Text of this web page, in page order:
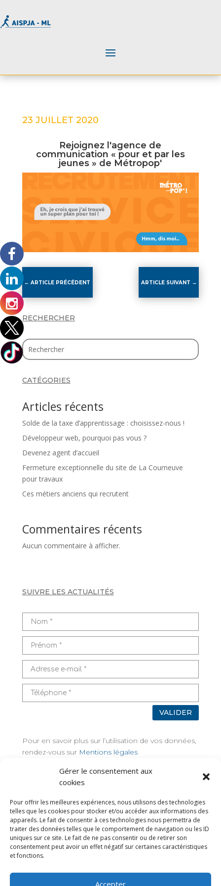
Gérer le consentement aux
cookies
Pour offrir les meilleures expériences, nous utilisons des technologies
telles que les cookies pour stocker et/ou accéder aux informations des
appareils. Le fait de consentir à ces technologies nous permettra de
traiter des données telles que le comportement de navigation ou les ID
uniques sur ce site. Le fait de ne pas consentir ou de retirer son
consentement peut avoir un effet négatif sur certaines caractéristiques
et fonctions.
Accepter
23 JUILLET 2020
Rejoignez l'agence de
communication « pour et par les
jeunes » de Métropop'
←ARTICLE PRÉCÉDENT ARTICLE SUIVANT →
RECHERCHER
CATÉGORIES
Articles récents
Solde de la taxe d’apprentissage : choisissez-nous !
Développeur web, pourquoi pas vous ?
Devenez agent d’accueil
Fermeture exceptionnelle du site de La Courneuve
pour travaux
Ces métiers anciens qui recrutent
Commentaires récents
Aucun commentaire à afficher.
SUIVRE LES ACTUALITÉS
VALIDER
Pour en savoir plus sur l’utilisation de vos données,
rendez-vous sur Mentions légales